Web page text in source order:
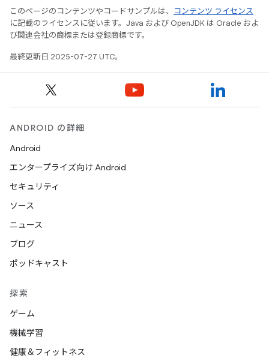
このページのコンテンツやコードサンプルは、
コンテンツ ライセンス
に記載のライセンスに従います。Java および OpenJDK は Oracle およ
び関連会社の商標または登録商標です。
最終更新日 2025-07-27 UTC。
ANDROID の詳細
Android
エンタープライズ向け Android
セキュリティ
ソース
ニュース
ブログ
ポッドキャスト
探索
ゲーム
機械学習
健康＆フィットネス